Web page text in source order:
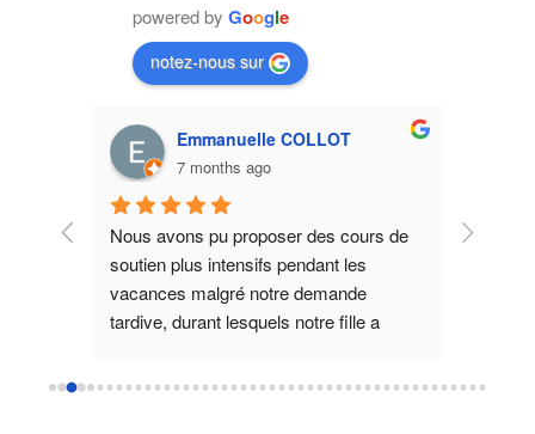
powered by Google
notez-nous sur
Emmanuelle COLLOT
7 months ago
Nous avons pu proposer des cours de
soutien plus intensifs pendant les
vacances malgré notre demande
tardive, durant lesquels notre fille a
Je